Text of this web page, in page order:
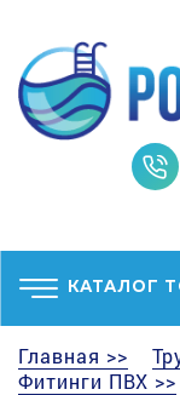
КАТАЛОГ
Главная >>
Фитинги ПВХ >>